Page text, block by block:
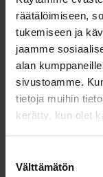
räätälöimiseen,
tukemiseen ja
jaamme
alan
sivustoamme.
tietoja muihin
kerätty, kun olet
valinta
Välttämätön
29.2.2024
Taru Kylmälä
Lue artikkeli